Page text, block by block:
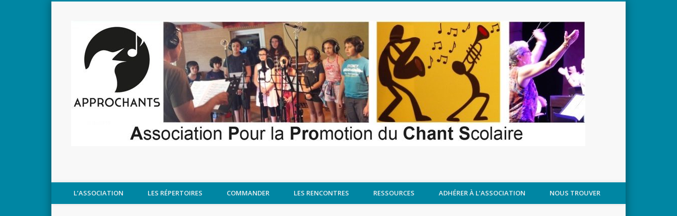
L’ASSOCIATION LES RÉPERTOIRES COMMANDER LES RENCONTRES RESSOURCES ADHÉRER À L’ASSOCIATION NOUS TROUVER